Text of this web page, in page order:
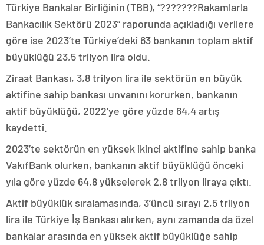
Türkiye Bankalar Birliğinin (TBB), “???????Rakamlarla
Bankacılık Sektörü 2023” raporunda açıkladığı verilere
göre ise 2023’te Türkiye’deki 63 bankanın toplam aktif
büyüklüğü 23,5 trilyon lira oldu.
Ziraat Bankası, 3,8 trilyon lira ile sektörün en büyük
aktifine sahip bankası unvanını korurken, bankanın
aktif büyüklüğü, 2022’ye göre yüzde 64,4 artış
kaydetti.
2023’te sektörün en yüksek ikinci aktifine sahip banka
VakıfBank olurken, bankanın aktif büyüklüğü önceki
yıla göre yüzde 64,8 yükselerek 2,8 trilyon liraya çıktı.
Aktif büyüklük sıralamasında, 3’üncü sırayı 2,5 trilyon
lira ile Türkiye İş Bankası alırken, aynı zamanda da özel
bankalar arasında en yüksek aktif büyüklüğe sahip